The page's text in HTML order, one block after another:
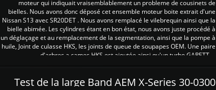
moteur qui indiquait vraisemblablement un probleme de cousinets de
bielles. Nous avons donc déposé cet ensemble moteur boite extrait d'une
Nissan S13 avec SR20DET . Nous avons remplacé le vilebrequin ainsi que la
bielle abimée. Les cylindres étant en bon état, nous avons juste procédé à
un déglaçage et au remplacement de la segmentation, ainsi que la pompe à
huile, Joint de culasse HKS, les joints de queue de soupapes OEM. Une paire
d'arbres a cames HKS est ajoutée ainsi qu'un turbo GARETT ...
Test de la large Band AEM X-Series 30-0300